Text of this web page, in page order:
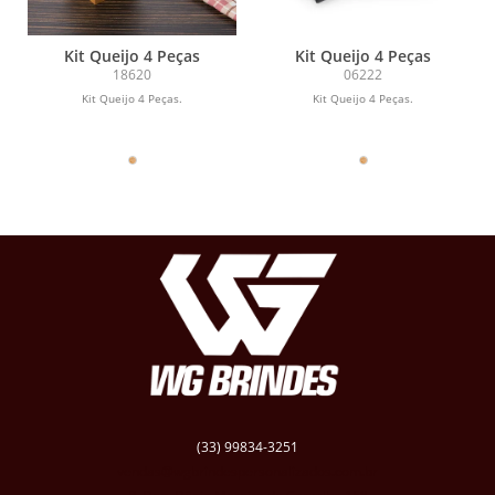
Kit Queijo 4 Peças
18620
Kit Queijo 4 Peças.
Kit Queijo 4 Peças
06222
Kit Queijo 4 Peças.
(33) 99834-3251